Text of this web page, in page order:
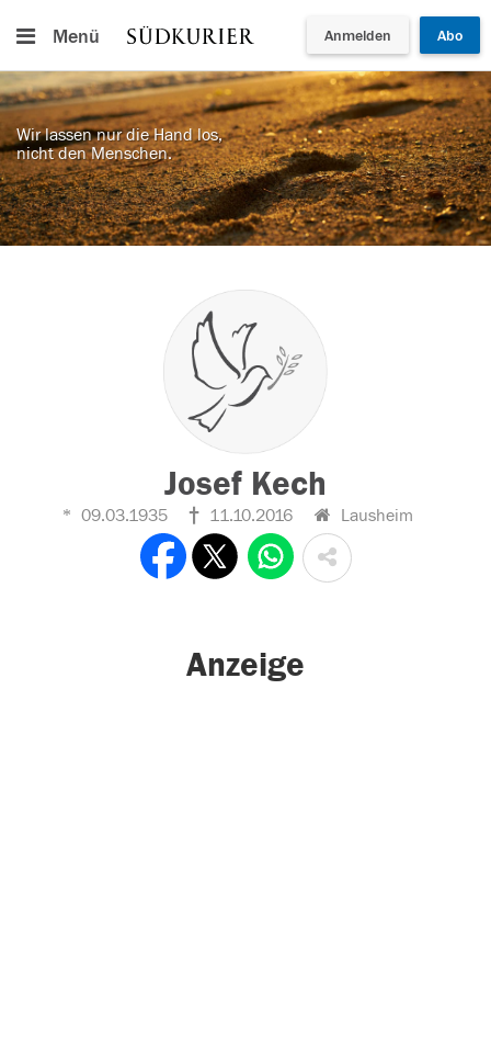
Menü Anmelden Abo
Wir lassen nur die Hand los,
nicht den Menschen.
Josef Kech
09.03.1935 11.10.2016 Lausheim
Anzeige